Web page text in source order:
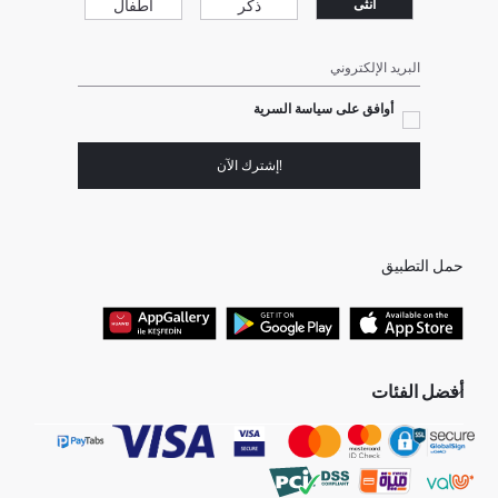
انثى ذكر أطفال
البريد الإلكتروني
أوافق على سياسة السرية
!إشترك الآن
حمل التطبيق
أفضل الفئات
جميع متاجرنا
هدايا عيد الحب
البلوفر النسائية
بلوفر رجالي
برفانات حريمى
جينز رجالي